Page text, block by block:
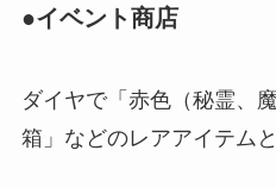
●イベント商店
ダイヤで「赤色（秘霊、
箱」などのレアアイテム